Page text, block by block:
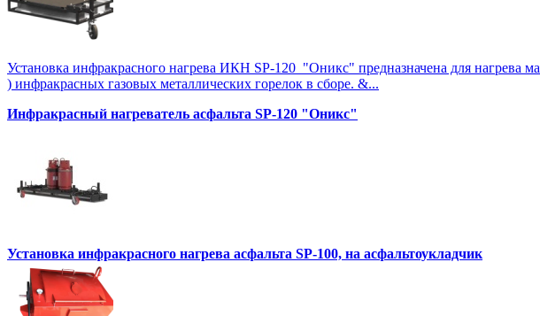
Установка инфракрасного нагрева ИКН SP-120 "Оникс" предназначена для нагрева
) инфракрасных газовых металлических горелок в сборе. &...
Инфракрасный нагреватель асфальта SP-120 "Оникс"
Установка инфракрасного нагрева асфальта SP-100, на асфальтоукладчик